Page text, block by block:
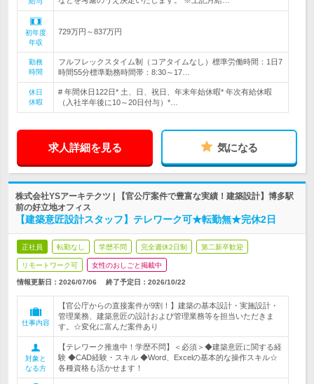
初年度
年収
729万円～837万円
勤務
時間
フルフレックスタイム制（コアタイムなし）標準労働時間：1日7
時間55分標準勤務時間帯：8:30～17…
休日
休暇
# 年間休日122日* 土、日、祝日、年末年始休暇* 年次有給休暇
（入社半年後に10～20日付与）*…
求人詳細を見る 気になる
株式会社YSアーキテクツ | 【官公庁案件で豊富な実績！建築設計】博多駅
前の好立地オフィス
【建築意匠設計スタッフ】テレワーク可★転勤無★完休2日
正社員 転勤なし 学歴不問 完全週休2日制 第二新卒歓迎
リモートワーク可 女性のおしごと掲載中
情報更新日：2026/07/06 終了予定日： 2026/10/22
仕事内容
【官公庁からの直接案件が9割！】建築の基本設計・実施設計・
管理業務、建築意匠の設計および管理業務等を担当いただきま
す。☆変化に富んだ案件あり
対象と
なる方
【テレワーク推進中！学歴不問】＜必須＞◆建築意匠に関する経
験 ◆CAD経験・スキル ◆Word、Excelの基本的な操作スキル☆
各種資格も活かせます！